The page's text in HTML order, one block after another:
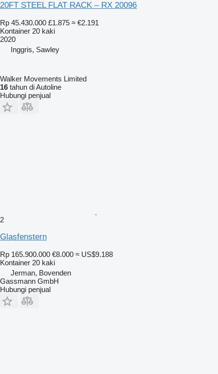
20FT STEEL FLAT RACK – RX 20096
Rp 45.430.000 £1.875 ≈ €2.191
Kontainer 20 kaki
2020
Inggris, Sawley
Walker Movements Limited
16 tahun di Autoline
Hubungi penjual
2
Glasfenstern
Rp 165.900.000 €8.000 ≈ US$9.188
Kontainer 20 kaki
Jerman, Bovenden
Gassmann GmbH
Hubungi penjual